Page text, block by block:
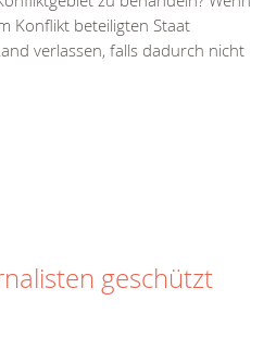
Konflikt beteiligten Staat
verlassen, falls dadurch nicht
geschützt